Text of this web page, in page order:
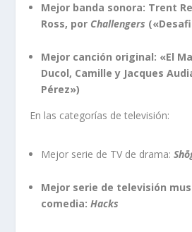
Mejor banda sonora: Trent
Ross, por Challengers
Mejor canción original: «El
Ducol, Camille y Jacques
Pérez»)
En las categorías de televisión:
Mejor serie de TV de drama:
Mejor serie de televisión
comedia:Hacks